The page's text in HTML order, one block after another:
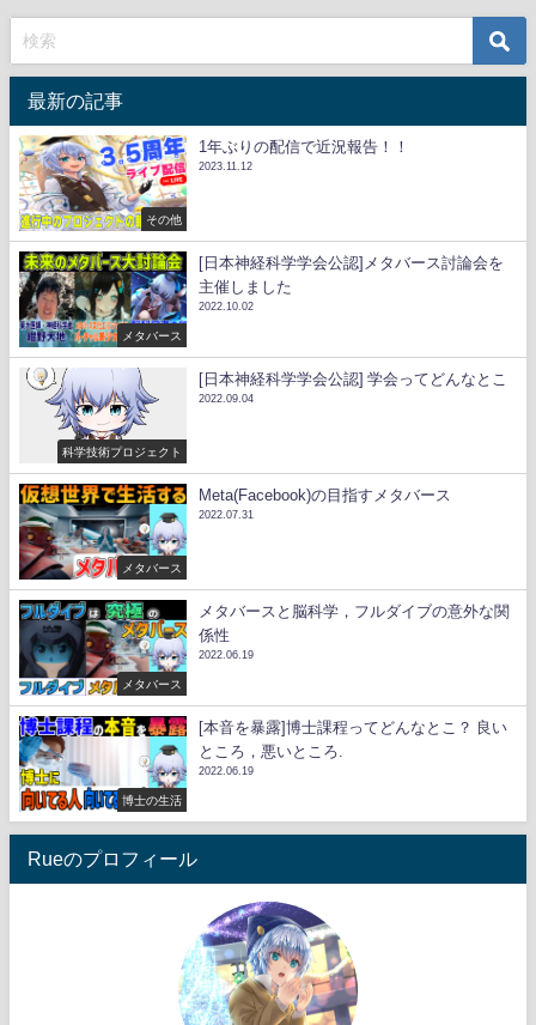
最新の記事
その他
1年ぶりの配信で近況報告！！
2023.11.12
メタバース
[日本神経科学学会公認]メタバース討論会を
主催しました
2022.10.02
科学技術プロジェクト
[日本神経科学学会公認] 学会ってどんなとこ
2022.09.04
メタバース
Meta(Facebook)の目指すメタバース
2022.07.31
メタバース
メタバースと脳科学，フルダイブの意外な関
係性
2022.06.19
博士の生活
[本音を暴露]博士課程ってどんなとこ？ 良い
ところ，悪いところ.
2022.06.19
Rueのプロフィール